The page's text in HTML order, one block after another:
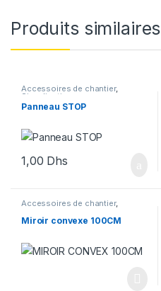
Produits similaires
Accessoires de chantier,
Signalisation
Panneau STOP
1,00 Dhs
Accessoires de chantier,
Miroir convexe 100CM